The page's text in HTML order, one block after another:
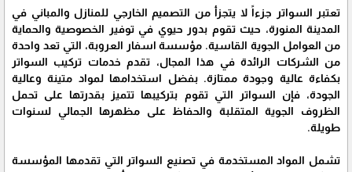
تعتبر السواتر جزءاً لا يتجزأ من التصميم الخارجي للمنازل والمباني في
المدينة المنورة، حيث تقوم بدور حيوي في توفير الخصوصية والحماية
من العوامل الجوية القاسية. مؤسسة اسفار العروبة، التي تعد واحدة
من الشركات الرائدة في هذا المجال، تقدم خدمات تركيب السواتر
بكفاءة عالية وجودة ممتازة. بفضل استخدامها لمواد متينة وعالية
الجودة، فإن السواتر التي تقوم بتركيبها تتميز بقدرتها على تحمل
الظروف الجوية المتقلبة والحفاظ على مظهرها الجمالي لسنوات
طويلة.
تشمل المواد المستخدمة في تصنيع السواتر التي تقدمها المؤسسة